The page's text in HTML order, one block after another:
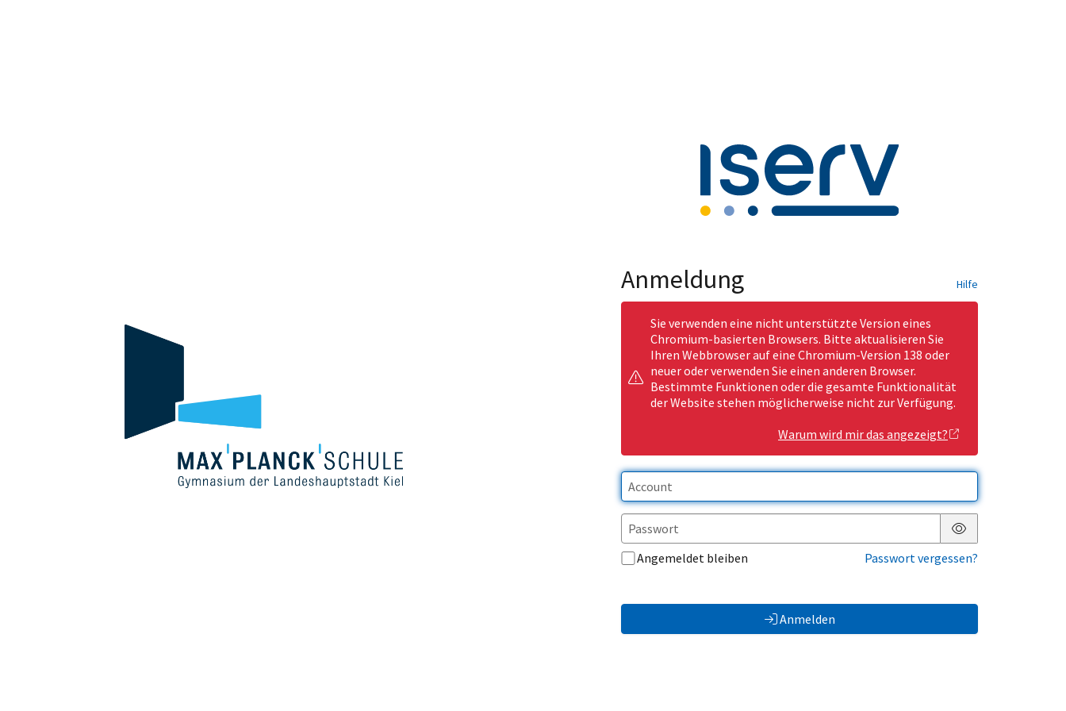
Anmeldung Hilfe
Sie verwenden eine nicht unterstützte Version eines
Chromium-basierten Browsers. Bitte aktualisieren Sie
Ihren Webbrowser auf eine Chromium-Version 138 oder
neuer oder verwenden Sie einen anderen Browser.
Bestimmte Funktionen oder die gesamte Funktionalität
der Website stehen möglicherweise nicht zur Verfügung.
Warum wird mir das angezeigt?
Passwort anzeigen
Angemeldet bleiben
Passwort vergessen?
Anmelden